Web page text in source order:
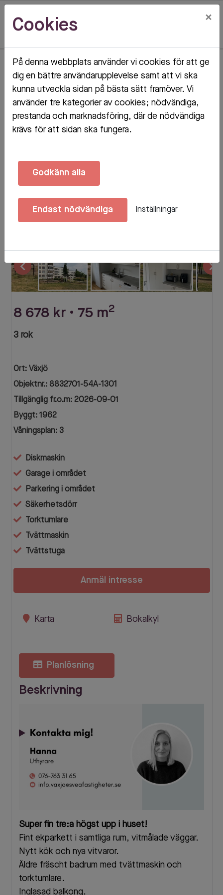
Hem Mörners Väg 54 A
Mörners Väg 54 A
VÄXJÖ
'
8 678 kr • 75 m2
3 rok
Ort: Växjö
Objektnr.: 8832701-54A-1301
Tillgänglig fr.o.m: 2026-09-01
Byggt: 1962
Våningsplan: 3
Diskmaskin
Garage i området
Parkering i området
Säkerhetsdörr
Torktumlare
Tvättmaskin
Tvättstuga
Anmäl intresse
Karta Bokalkyl
Planlösning
Beskrivning
Super fin tre:a högst upp i huset!
Fint ekparkett i samtliga rum, vitmålade väggar.
Nytt kök och nya vitvaror.
Äldre fräscht badrum med tvättmaskin och
torktumlare.
Inglasad balkong.
Cookies ×
På denna webbplats använder vi cookies för att ge
dig en bättre användarupplevelse samt att vi ska
kunna utveckla sidan på bästa sätt framöver. Vi
använder tre kategorier av cookies; nödvändiga,
prestanda och marknadsföring, där de nödvändiga
krävs för att sidan ska fungera.
Godkänn alla
Endast nödvändiga Inställningar